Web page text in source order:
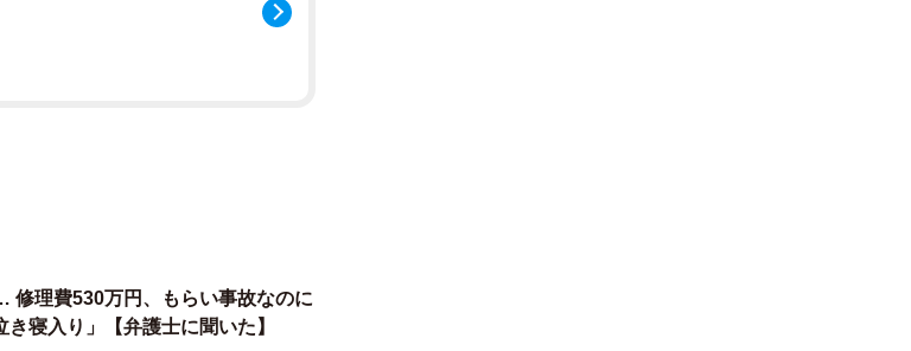
うな法律や規則に違反しますか
が定める「旅客営業規則」に違反
せん。
反にあたるおそれがあります。
上の利益を得る行為として、「詐
ん。また、不正乗車を目的として
理費530万円、もらい事故なのに
寝入り」【弁護士に聞いた】